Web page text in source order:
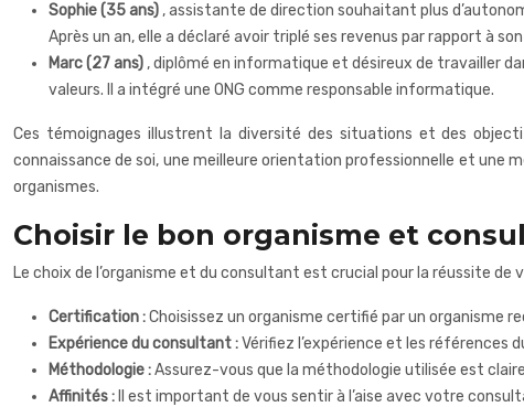
Sophie (35 ans) , assistante de direction souhaitant plus
Après un an, elle a déclaré avoir triplé ses revenus par rapport à
Marc (27 ans) , diplômé en informatique et désireux de travailler
valeurs. Il a intégré une ONG comme responsable informatique.
Ces témoignages illustrent la diversité des situations et des
connaissance de soi, une meilleure orientation professionnelle et une
organismes.
Choisir le bon organisme et
Le choix de l’organisme et du consultant est crucial pour la réussite
Certification :Choisissez un organisme certifié par un organisme
Expérience du consultant :Vérifiez l’expérience et les références
Méthodologie :Assurez-vous que la méthodologie utilisée est
Affinités :
Il est important de vous sentir à l’aise avec votre